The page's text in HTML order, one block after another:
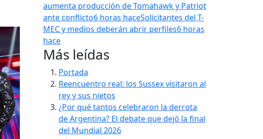
aumenta producción de Tomahawk y Patriot
ante conflicto6 horas haceSolicitantes del T-
MEC y medios deberán abrir perfiles6 horas
hace
Más leídas
Portada
Reencuentro real: los Sussex visitaron al
rey y sus nietos
¿Por qué tantos celebraron la derrota
de Argentina? El debate que dejó la final
del Mundial 2026